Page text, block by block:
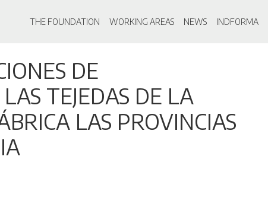
to
content
Main navigation
THE FOUNDATION WORKING AREAS NEWS INDFORMA
DE
TEJEDAS DE LA
LAS PROVINCIAS